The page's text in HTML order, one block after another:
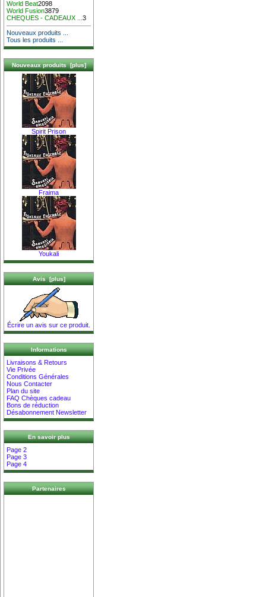
World Beat2098
World Fusion3879
CHEQUES - CADEAUX ...3
Nouveaux produits ...
Tous les produits ...
Nouveaux produits [plus]
Spirit Prison
Fraima
Youkali
Avis [plus]
Écrire un avis sur ce produit.
Informations
Livraisons & Retours
Vie Privée
Conditions Générales
Nous Contacter
Plan du site
FAQ Chèques cadeau
Bons de réduction
Désabonnement Newsletter
En savoir plus
Page 2
Page 3
Page 4
Partenaires